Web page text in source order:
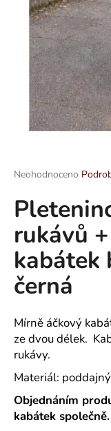
Průměrné
produktu
je
z
5
hvězdiček.
Neohodnoceno
rukávů
kabátek
černá
Mírně áčkový
ze dvou délek.
rukávy.
Materiál:
Objednáním
kabátek společně.
D
o
p
o
r
u
u
j
e
m
e